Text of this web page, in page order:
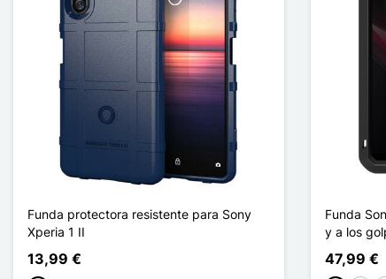
Funda protectora resistente para Sony
Xperia 1 II
13,99 €
Funda
y a los
47,99 €